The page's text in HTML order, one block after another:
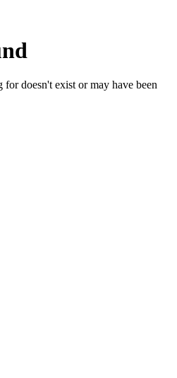
doesn't exist or may have been